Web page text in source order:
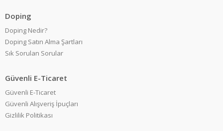
Doping
Doping Nedir?
Doping Satın Alma Şartları
Sık Sorulan Sorular
Güvenli E-Ticaret
Güvenli E-Ticaret
Güvenli Alışveriş İpuçları
Gizlilik Politikası